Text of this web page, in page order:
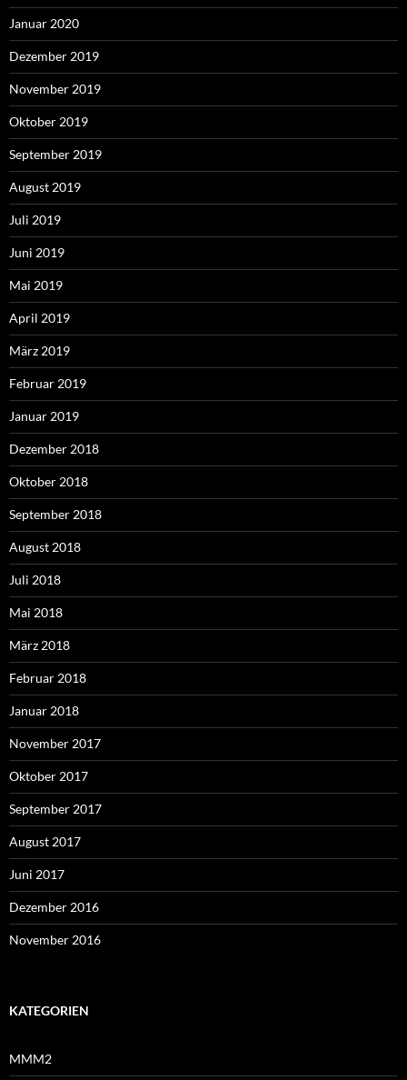
Januar 2020
Dezember 2019
November 2019
Oktober 2019
September 2019
August 2019
Juli 2019
Juni 2019
Mai 2019
April 2019
März 2019
Februar 2019
Januar 2019
Dezember 2018
Oktober 2018
September 2018
August 2018
Juli 2018
Mai 2018
März 2018
Februar 2018
Januar 2018
November 2017
Oktober 2017
September 2017
August 2017
Juni 2017
Dezember 2016
November 2016
KATEGORIEN
MMM2